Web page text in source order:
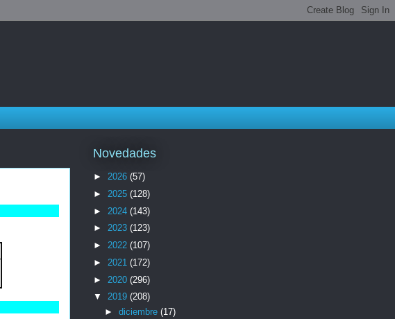
Novedades
► 2026 (57)
► 2025 (128)
► 2024 (143)
► 2023 (123)
► 2022 (107)
► 2021 (172)
► 2020 (296)
▼ 2019 (208)
► diciembre (17)